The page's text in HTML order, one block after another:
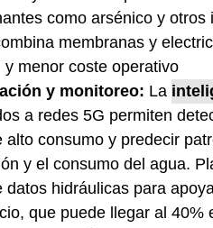
como arsénico y
membranas y
y menor coste operativo
y monitoreo: La
a redes 5G permiten
alto consumo y predecir
y el consumo del agua.
datos hidráulicas para
que puede llegar al 40%